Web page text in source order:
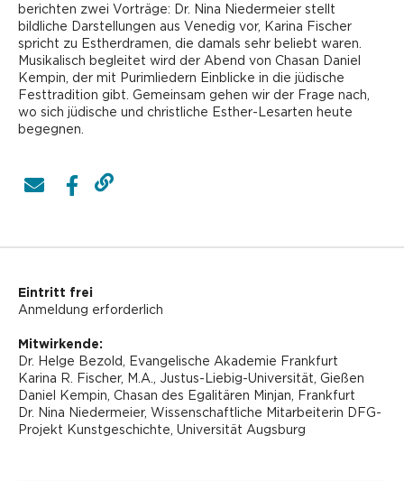
berichten zwei Vorträge: Dr. Nina Niedermeier stellt
bildliche Darstellungen aus Venedig vor, Karina Fischer
spricht zu Estherdramen, die damals sehr beliebt waren.
Musikalisch begleitet wird der Abend von Chasan Daniel
Kempin, der mit Purimliedern Einblicke in die jüdische
Festtradition gibt. Gemeinsam gehen wir der Frage nach,
wo sich jüdische und christliche Esther-Lesarten heute
begegnen.
Eintritt frei
Anmeldung erforderlich
Mitwirkende:
Dr. Helge Bezold, Evangelische Akademie Frankfurt
Karina R. Fischer, M.A., Justus-Liebig-Universität, Gießen
Daniel Kempin, Chasan des Egalitären Minjan, Frankfurt
Dr. Nina Niedermeier, Wissenschaftliche Mitarbeiterin DFG-
Projekt Kunstgeschichte, Universität Augsburg